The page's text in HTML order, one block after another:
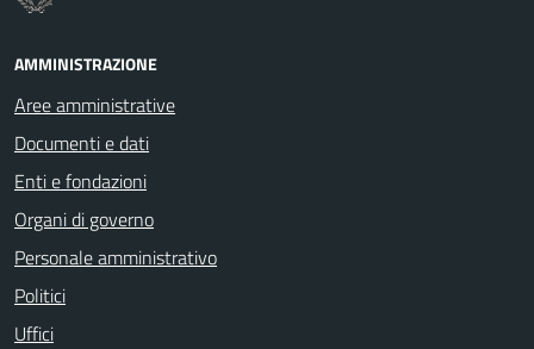
AMMINISTRAZIONE
Aree amministrative
Documenti e dati
Enti e fondazioni
Organi di governo
Personale amministrativo
Politici
Uffici